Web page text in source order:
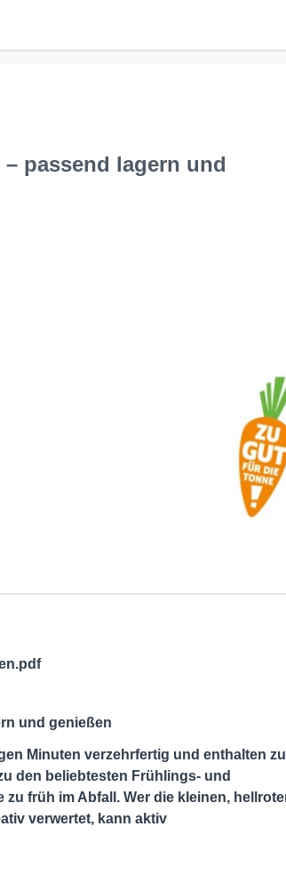
passend lagern und
und genießen
Minuten verzehrfertig und enthalten
den beliebtesten Frühlings- und
früh im Abfall. Wer die kleinen,
verwertet, kann aktiv